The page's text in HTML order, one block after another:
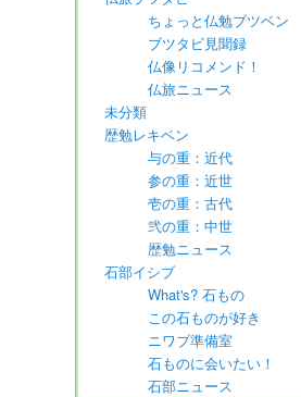
ちょっと仏勉ブツベン
ブツタビ見聞録
仏像リコメンド！
仏旅ニュース
未分類
歴勉レキベン
与の重：近代
参の重：近世
壱の重：古代
弐の重：中世
歴勉ニュース
石部イシブ
What's? 石もの
この石ものが好き
ニワブ準備室
石ものに会いたい！
石部ニュース